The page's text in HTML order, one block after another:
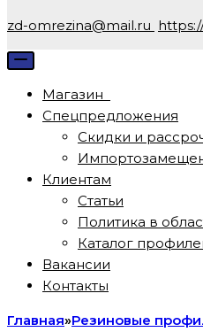
zd-omrezina@mail.ru
Меню
навигации
Магазин
Спецпредложения
Скидки и
Клиентам
Статьи
Политика в
Каталог
Вакансии
Контакты
Главная»Резиновые